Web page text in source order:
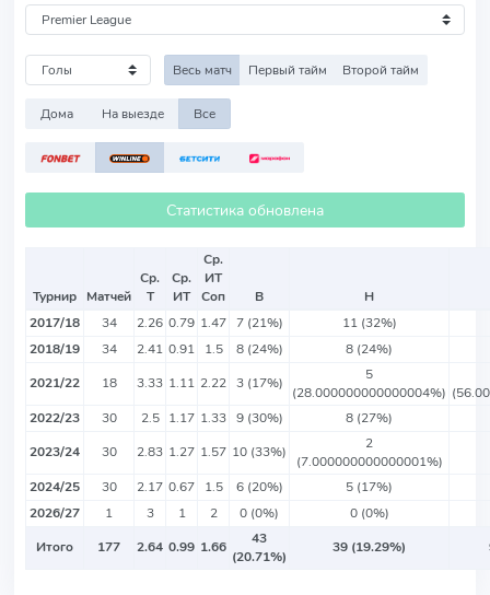
Весь матч Первый тайм Второй тайм
Дома На выезде Все
Статистика обновлена
Турнир Матчей
Ср.
Т
Ср.
ИТ
Ср.
ИТ
Соп
В
Н
2017/18
34 2.26 0.79 1.47 7 (21%)
11 (32%)
2018/19
34 2.41 0.91 1.5 8 (24%)
8 (24%)
2021/22
18 3.33 1.11 2.22 3 (17%)
5
(28.000000000000004%)
2022/23
30 2.5 1.17 1.33 9 (30%)
8 (27%)
2023/24
30 2.83 1.27 1.57 10 (33%)
2
(7.000000000000001%)
2024/25
30 2.17 0.67 1.5 6 (20%)
5 (17%)
2026/27
1 3 1 2 0 (0%)
0 (0%)
Итого
177 2.64 0.99 1.66
43
(20.71%)
39 (19.29%)